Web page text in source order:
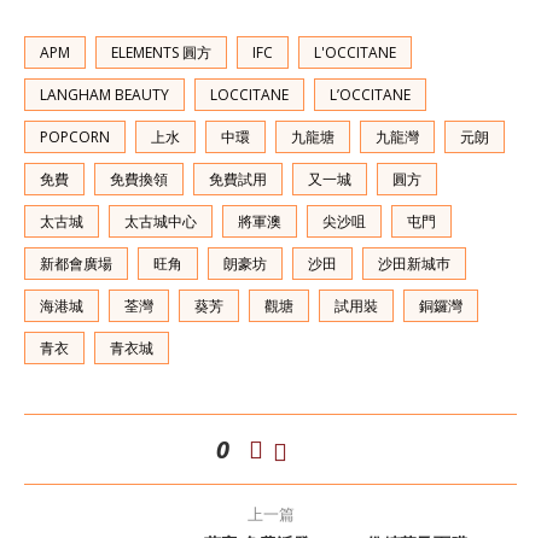
APM ELEMENTS 圓方 IFC L'OCCITANE
LANGHAM BEAUTY LOCCITANE L’OCCITANE
POPCORN 上水 中環 九龍塘 九龍灣 元朗
免費 免費換領 免費試用 又一城 圓方
太古城 太古城中心 將軍澳 尖沙咀 屯門
新都會廣場 旺角 朗豪坊 沙田 沙田新城巿
海港城 荃灣 葵芳 觀塘 試用裝 銅鑼灣
青衣 青衣城
0
上一篇